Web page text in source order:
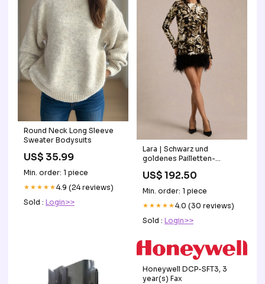
Round Neck Long Sleeve
Sweater Bodysuits
US$ 35.99
Min. order: 1 piece
★★★★★4.9 (24 reviews)
Sold : Login>>
Lara | Schwarz und
goldenes Pailletten-
Ausschnitt und
Federbesatz SS26 On Hold
US$ 192.50
Min. order: 1 piece
★★★★★4.0 (30 reviews)
Sold : Login>>
Honeywell DCP-SFT3, 3
year(s) Fax